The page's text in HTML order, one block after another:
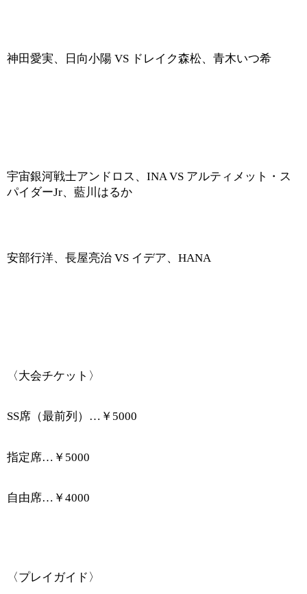
神田愛実、日向小陽 VS ドレイク森松、青木いつ希
宇宙銀河戦士アンドロス、 INA VS アルティメット・ス
パイダーJr、藍川はるか
安部行洋、長屋亮治 VS イデア、 HANA
〈大会チケット〉
SS席（最前列） … ￥ 5000
指定席… ￥ 5000
自由席… ￥ 4000
〈プレイガイド〉